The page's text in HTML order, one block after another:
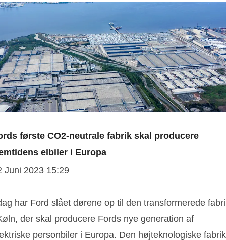
første CO2-neutrale fabrik skal producere
elbiler i Europa
Juni 2023 15:29
har Ford slået dørene op til den transformerede
der skal producere Fords nye generation af
personbiler i Europa. Den højteknologiske